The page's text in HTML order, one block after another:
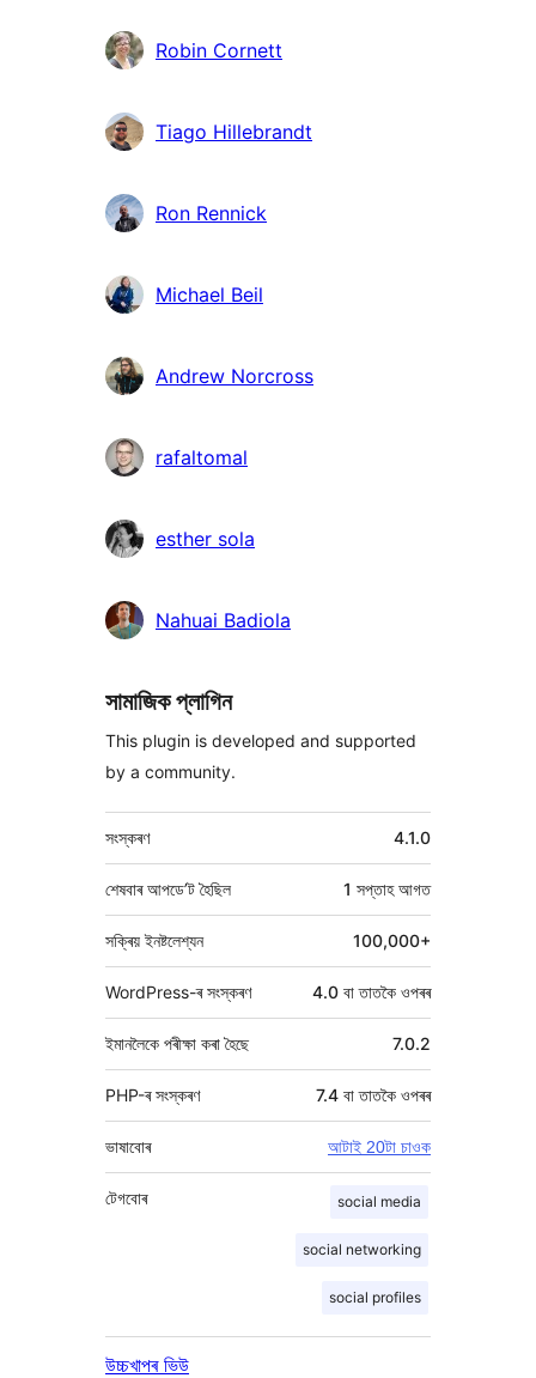
Robin Cornett
Tiago Hillebrandt
Ron Rennick
Michael Beil
Andrew Norcross
rafaltomal
esther sola
Nahuai Badiola
সামাজিক প্লাগিন
This plugin is developed and supported
by a community.
মেটা 4.1.0
সংস্কৰণ
1 সপ্তাহআগত
শেষবাৰ আপডে’ট হৈছিল
সক্ৰিয় ইনষ্টলেশ্যন 100,000+
WordPress-ৰ সংস্কৰণ 4.0 বা তাতকৈ ওপৰৰ
ইমানলৈকে পৰীক্ষা কৰা হৈছে 7.0.2
PHP-ৰ সংস্কৰণ 7.4 বা তাতকৈ ওপৰৰ
ভাষাবোৰ আটাই 20টা চাওক
social media
social networking
social profiles
টেগবোৰ
উচ্চখাপৰ ভিউ